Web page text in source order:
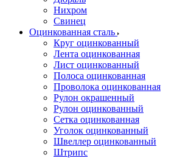
Нихром
Свинец
Оцинкованная сталь
Круг оцинкованный
Лента оцинкованная
Лист оцинкованный
Полоса оцинкованная
Проволока оцинкованная
Рулон окрашенный
Рулон оцинкованный
Сетка оцинкованная
Уголок оцинкованный
Швеллер оцинкованный
Штрипс